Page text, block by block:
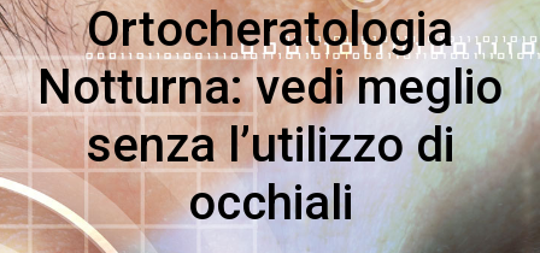
Ortocheratologia
Notturna: vedi meglio
senza l’utilizzo di
occhiali